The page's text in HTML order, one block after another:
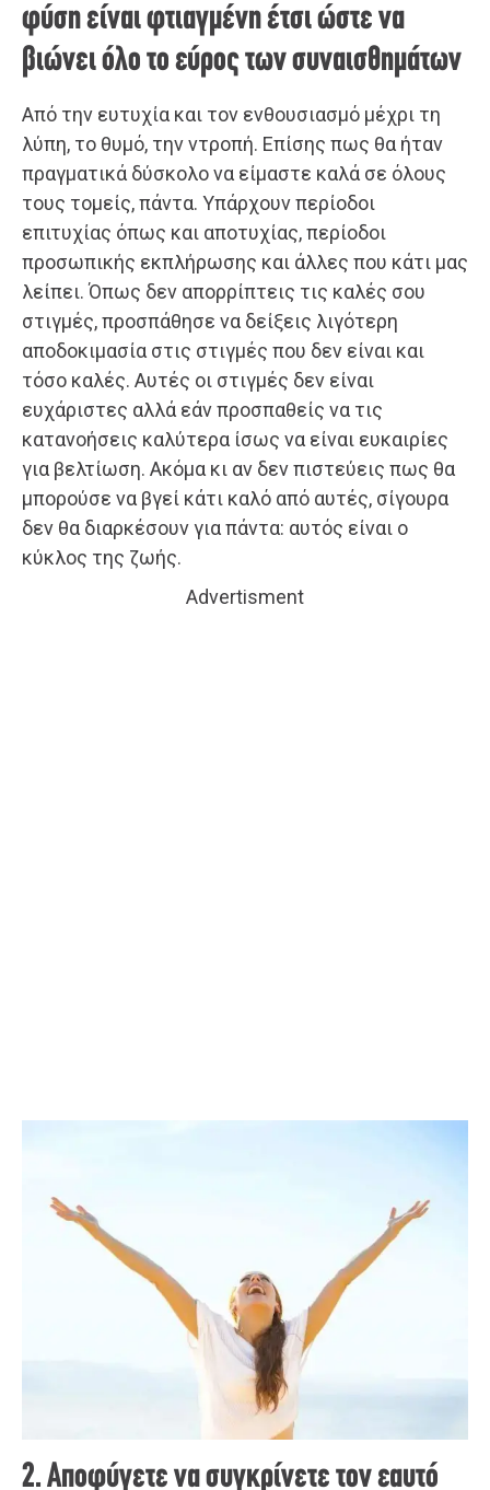
φύση είναι φτιαγμένη έτσι ώστε να
βιώνει όλο το εύρος των συναισθημάτων
Από την ευτυχία και τον ενθουσιασμό μέχρι τη
λύπη, το θυμό, την ντροπή. Επίσης πως θα ήταν
πραγματικά δύσκολο να είμαστε καλά σε όλους
τους τομείς, πάντα. Υπάρχουν περίοδοι
επιτυχίας όπως και αποτυχίας, περίοδοι
προσωπικής εκπλήρωσης και άλλες που κάτι μας
λείπει. Όπως δεν απορρίπτεις τις καλές σου
στιγμές, προσπάθησε να δείξεις λιγότερη
αποδοκιμασία στις στιγμές που δεν είναι και
τόσο καλές. Αυτές οι στιγμές δεν είναι
ευχάριστες αλλά εάν προσπαθείς να τις
κατανοήσεις καλύτερα ίσως να είναι ευκαιρίες
για βελτίωση. Ακόμα κι αν δεν πιστεύεις πως θα
μπορούσε να βγεί κάτι καλό από αυτές, σίγουρα
δεν θα διαρκέσουν για πάντα: αυτός είναι ο
κύκλος της ζωής.
Advertisment
2. Αποφύγετε να συγκρίνετε τον εαυτό